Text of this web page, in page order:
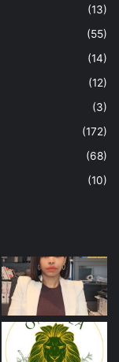
(13)
(55)
(14)
(12)
(3)
(172)
(68)
(10)